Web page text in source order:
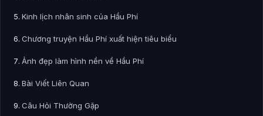
Kinh lịch nhân sinh của Hầu Phí
Chương truyện Hầu Phí xuất hiện tiêu biểu
Ảnh đẹp làm hình nền về Hầu Phí
Bài Viết Liên Quan
Câu Hỏi Thường Gặp